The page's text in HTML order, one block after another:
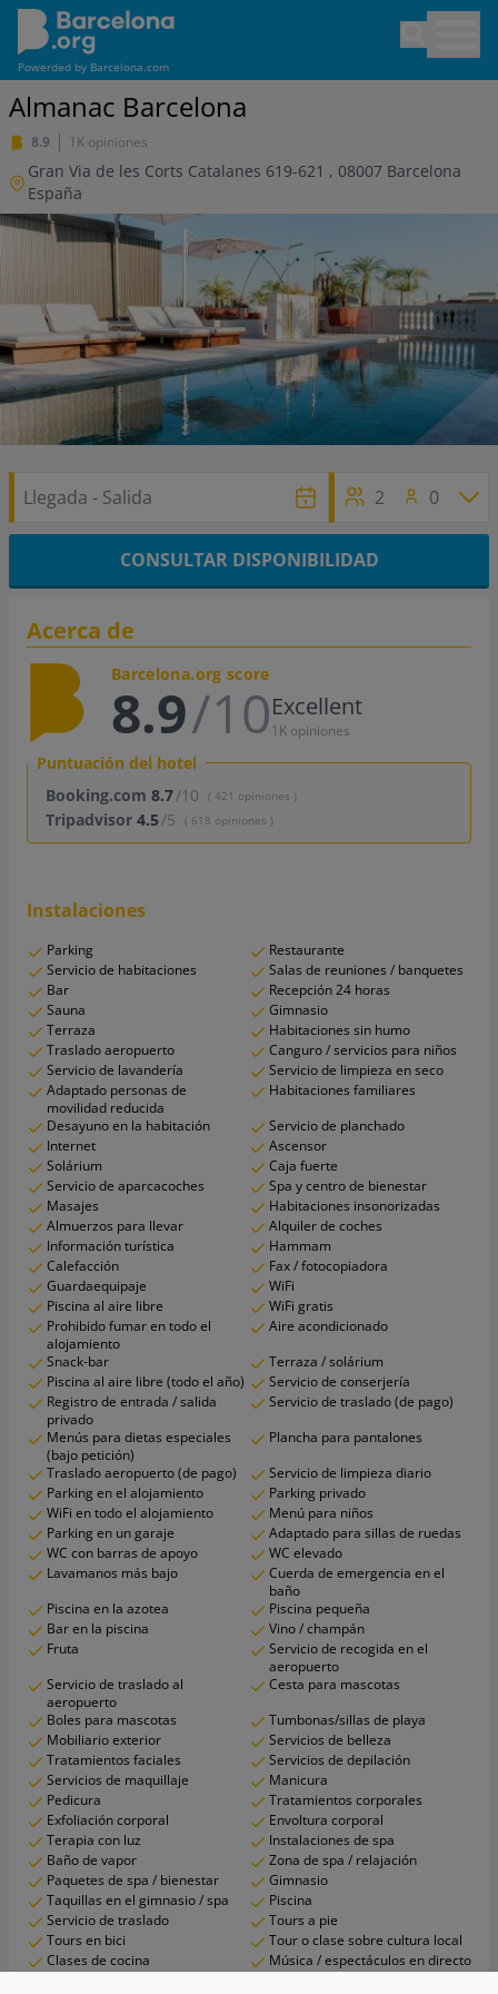
Pasar
contenido
principal
Powerded by Barcelona.com
Almanac Barcelona
8.9 1K opiniones
Gran Via de les Corts Catalanes 619-621 , 08007 Barcelona
España
2 0
CONSULTAR DISPONIBILIDAD
Acerca de
Barcelona.org score
8.9/10Excellent
1K opiniones
Puntuación del hotel
Booking.com 8.7/10 ( 421 opiniones )
Tripadvisor 4.5/5 ( 618 opiniones )
Instalaciones
Parking
Restaurante
Servicio de habitaciones
Salas de reuniones / banquetes
Bar
Recepción 24 horas
Sauna
Gimnasio
Terraza
Habitaciones sin humo
Traslado aeropuerto
Canguro / servicios para niños
Servicio de lavandería
Servicio de limpieza en seco
Adaptado personas de
movilidad reducida
Habitaciones familiares
Desayuno en la habitación
Servicio de planchado
Internet
Ascensor
Solárium
Caja fuerte
Servicio de aparcacoches
Spa y centro de bienestar
Masajes
Habitaciones insonorizadas
Almuerzos para llevar
Alquiler de coches
Información turística
Hammam
Calefacción
Fax / fotocopiadora
Guardaequipaje
WiFi
Piscina al aire libre
WiFi gratis
Prohibido fumar en todo el
alojamiento
Aire acondicionado
Snack-bar
Terraza / solárium
Piscina al aire libre (todo el año)
Servicio de conserjería
Registro de entrada / salida
privado
Servicio de traslado (de pago)
Menús para dietas especiales
(bajo petición)
Plancha para pantalones
Traslado aeropuerto (de pago)
Servicio de limpieza diario
Parking en el alojamiento
Parking privado
WiFi en todo el alojamiento
Menú para niños
Parking en un garaje
Adaptado para sillas de ruedas
WC con barras de apoyo
WC elevado
Lavamanos más bajo
Cuerda de emergencia en el
baño
Piscina en la azotea
Piscina pequeña
Bar en la piscina
Vino / champán
Fruta
Servicio de recogida en el
aeropuerto
Servicio de traslado al
aeropuerto
Cesta para mascotas
Boles para mascotas
Tumbonas/sillas de playa
Mobiliario exterior
Servicios de belleza
Tratamientos faciales
Servicios de depilación
Servicios de maquillaje
Manicura
Pedicura
Tratamientos corporales
Exfoliación corporal
Envoltura corporal
Terapia con luz
Instalaciones de spa
Baño de vapor
Zona de spa / relajación
Paquetes de spa / bienestar
Gimnasio
Taquillas en el gimnasio / spa
Piscina
Servicio de traslado
Tours a pie
Tours en bici
Tour o clase sobre cultura local
Clases de cocina
Música / espectáculos en directo